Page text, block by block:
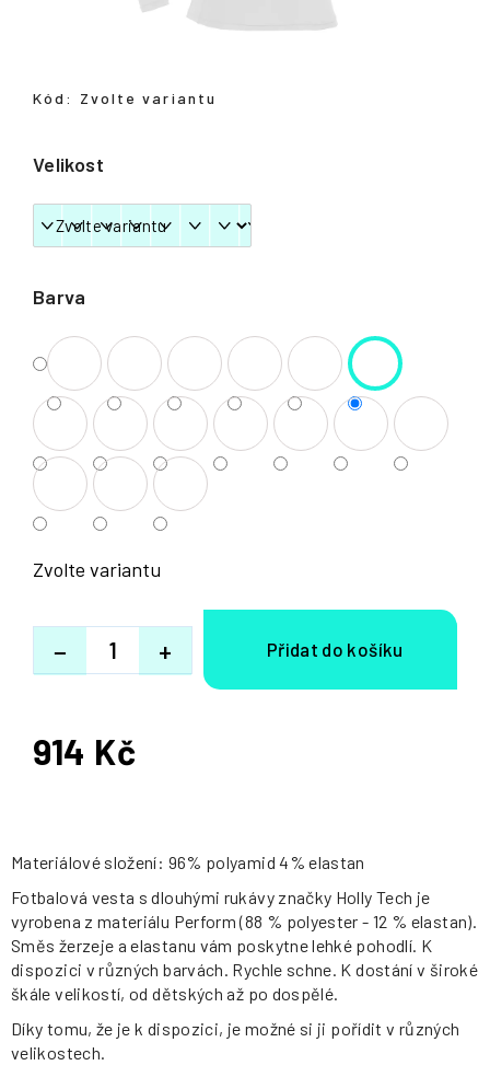
Barva
Velikost
Zvolte variantu
+
−
Kód: Zvolte variantu
914 Kč
Měrná
Materiálové složení: 96% polyamid 4% elastan
Fotbalová vesta s dlouhými rukávy značky Holly Tech je
vyrobena z materiálu Perform (88 % polyester - 12 % elastan).
Směs žerzeje a elastanu vám poskytne lehké pohodlí. K
dispozici v různých barvách. Rychle schne. K dostání v široké
škále velikostí, od dětských až po dospělé.
Díky tomu, že je k dispozici, je možné si ji pořídit v různých
velikostech.